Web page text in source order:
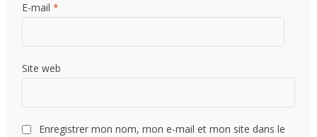
E-mail*
Site web
Enregistrer mon nom, mon e-mail et mon site dans le